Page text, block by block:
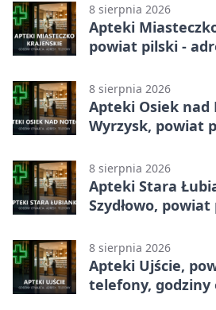
8 sierpnia 2026
Apteki
powiat pilski -
8 sierpnia 2026
Apteki Osiek nad
Wyrzysk, powiat
8 sierpnia 2026
Apteki Stara
Szydłowo,
8 sierpnia 2026
Apteki Ujście,
telefony, godziny